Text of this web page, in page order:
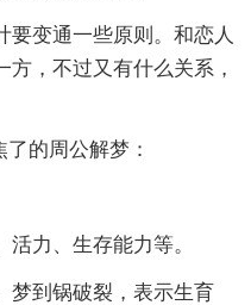
要变通一些原则。和恋人
，不过又有什么关系，
的周公解梦：
力、生存能力等。
梦到锅破裂，表示生育